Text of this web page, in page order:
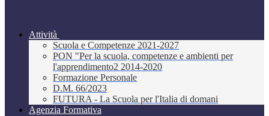
Attività
Scuola e Competenze 2021-2027
PON "Per la scuola, competenze e ambienti per
l'apprendimento2 2014-2020
Formazione Personale
D.M. 66/2023
FUTURA - La Scuola per l'Italia di domani
Agenzia Formativa